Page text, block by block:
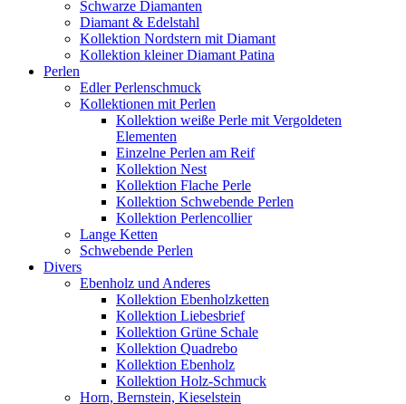
Schwarze Diamanten
Diamant & Edelstahl
Kollektion Nordstern mit Diamant
Kollektion kleiner Diamant Patina
Perlen
Edler Perlenschmuck
Kollektionen mit Perlen
Kollektion weiße Perle mit Vergoldeten
Elementen
Einzelne Perlen am Reif
Kollektion Nest
Kollektion Flache Perle
Kollektion Schwebende Perlen
Kollektion Perlencollier
Lange Ketten
Schwebende Perlen
Divers
Ebenholz und Anderes
Kollektion Ebenholzketten
Kollektion Liebesbrief
Kollektion Grüne Schale
Kollektion Quadrebo
Kollektion Ebenholz
Kollektion Holz-Schmuck
Horn, Bernstein, Kieselstein